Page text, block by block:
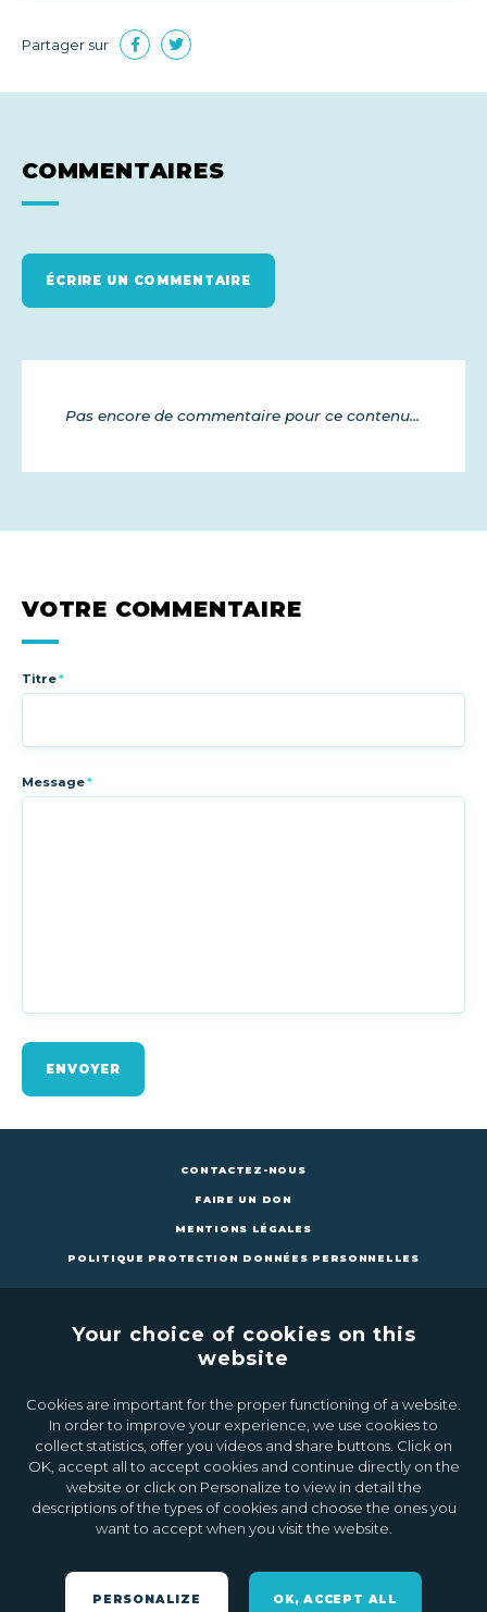
Partager sur
COMMENTAIRES
ÉCRIRE UN COMMENTAIRE
Pas encore de commentaire pour ce contenu...
VOTRE COMMENTAIRE
Titre*
Message*
ENVOYER
CONTACTEZ-NOUS
FAIRE UN DON
MENTIONS LÉGALES
POLITIQUE PROTECTION DONNÉES PERSONNELLES
CONTACTEZ-NOUS FAIRE UN DON
Inscrivez-vous à la newsletter
Ok
Your choice of cookies on this
website
Cookies are important for the proper functioning of a website.
In order to improve your experience, we use cookies to
collect statistics, offer you videos and share buttons. Click on
OK, accept all to accept cookies and continue directly on the
website or click on Personalize to view in detail the
descriptions of the types of cookies and choose the ones you
want to accept when you visit the website.
PERSONALIZE OK, ACCEPT ALL